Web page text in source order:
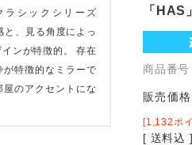
ラシックシリーズ
と、見る角度によっ
ンが特徴的。 存在
が特徴的なミラーで
のアクセントにな
「
商品番
販売価格
[1,132ポ
[ 送料込 ]